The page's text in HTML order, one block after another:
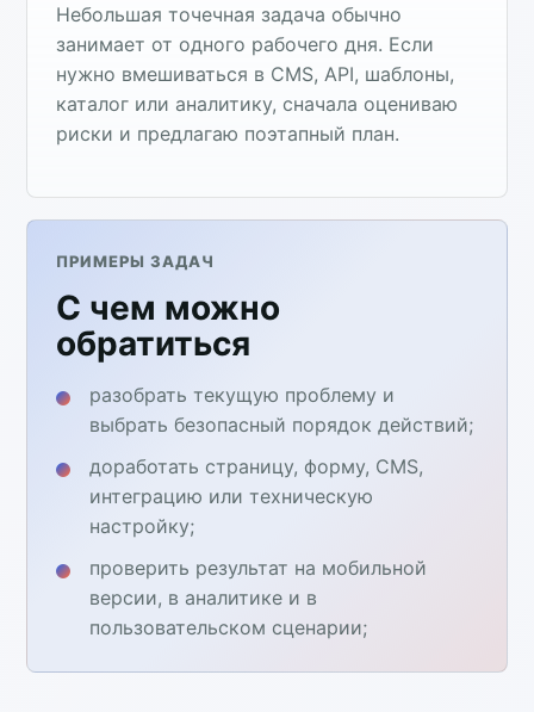
Небольшая точечная задача обычно
занимает от одного рабочего дня. Если
нужно вмешиваться в CMS, API, шаблоны,
каталог или аналитику, сначала оцениваю
риски и предлагаю поэтапный план.
ПРИМЕРЫ ЗАДАЧ
С чем можно
обратиться
разобрать текущую проблему и
выбрать безопасный порядок действий;
доработать страницу, форму, CMS,
интеграцию или техническую
настройку;
проверить результат на мобильной
версии, в аналитике и в
пользовательском сценарии;